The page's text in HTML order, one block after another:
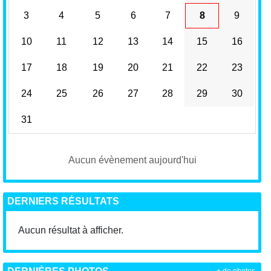
3 4 5 6 7 8 9
10 11 12 13 14 15 16
17 18 19 20 21 22 23
24 25 26 27 28 29 30
31
Aucun évènement aujourd'hui
DERNIERS RÉSULTATS
Aucun résultat à afficher.